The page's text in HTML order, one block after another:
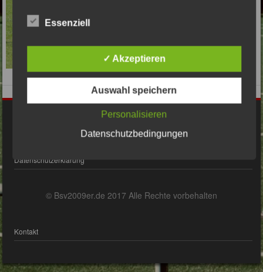
Datenschutzerklärung
© Bsv2009er.de 2017 Alle Rechte vorbehalten
Kontakt
Essenziell
✓ Akzeptieren
Auswahl speichern
Personalisieren
Datenschutzbedingungen